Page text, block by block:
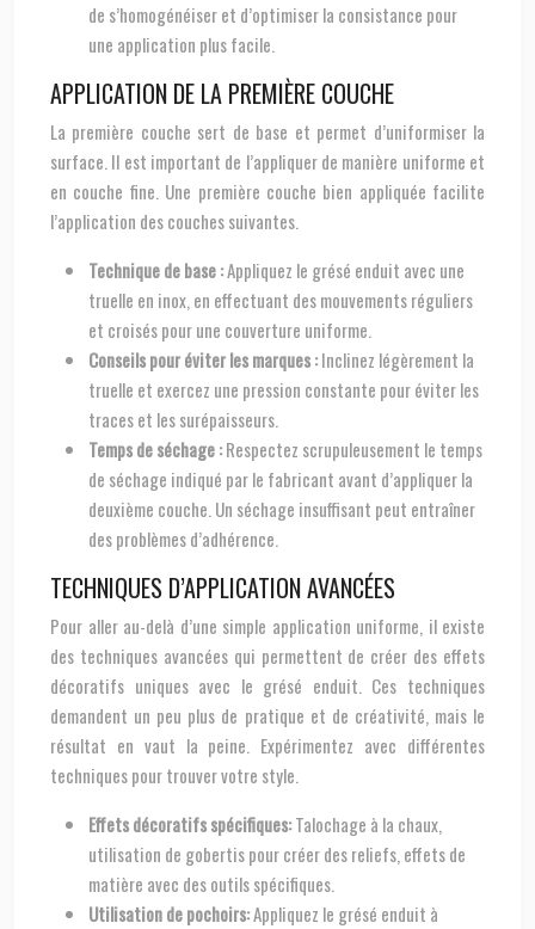
de s’homogénéiser et d’optimiser la consistance pour
une application plus facile.
APPLICATION DE LA PREMIÈRE COUCHE
La première couche sert de base et permet d’uniformiser la
surface. Il est important de l’appliquer de manière uniforme et
en couche fine. Une première couche bien appliquée facilite
l’application des couches suivantes.
Technique de base :Appliquez le grésé enduit avec une
truelle en inox, en effectuant des mouvements réguliers
et croisés pour une couverture uniforme.
Conseils pour éviter les marques :Inclinez légèrement la
truelle et exercez une pression constante pour éviter les
traces et les surépaisseurs.
Temps de séchage :Respectez scrupuleusement le temps
de séchage indiqué par le fabricant avant d’appliquer la
deuxième couche. Un séchage insuffisant peut entraîner
des problèmes d’adhérence.
TECHNIQUES D’APPLICATION AVANCÉES
Pour aller au-delà d’une simple application uniforme, il existe
des techniques avancées qui permettent de créer des effets
décoratifs uniques avec le grésé enduit. Ces techniques
demandent un peu plus de pratique et de créativité, mais le
résultat en vaut la peine. Expérimentez avec différentes
techniques pour trouver votre style.
Effets décoratifs spécifiques:Talochage à la chaux,
utilisation de gobertis pour créer des reliefs, effets de
matière avec des outils spécifiques.
Utilisation de pochoirs:Appliquez le grésé enduit à